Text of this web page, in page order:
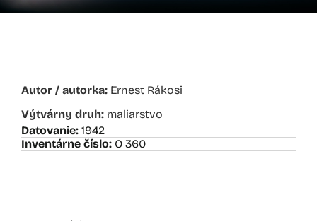
Autor / autorka: Ernest Rákosi
Výtvárny druh: maliarstvo
Datovanie: 1942
Inventárne číslo: O 360